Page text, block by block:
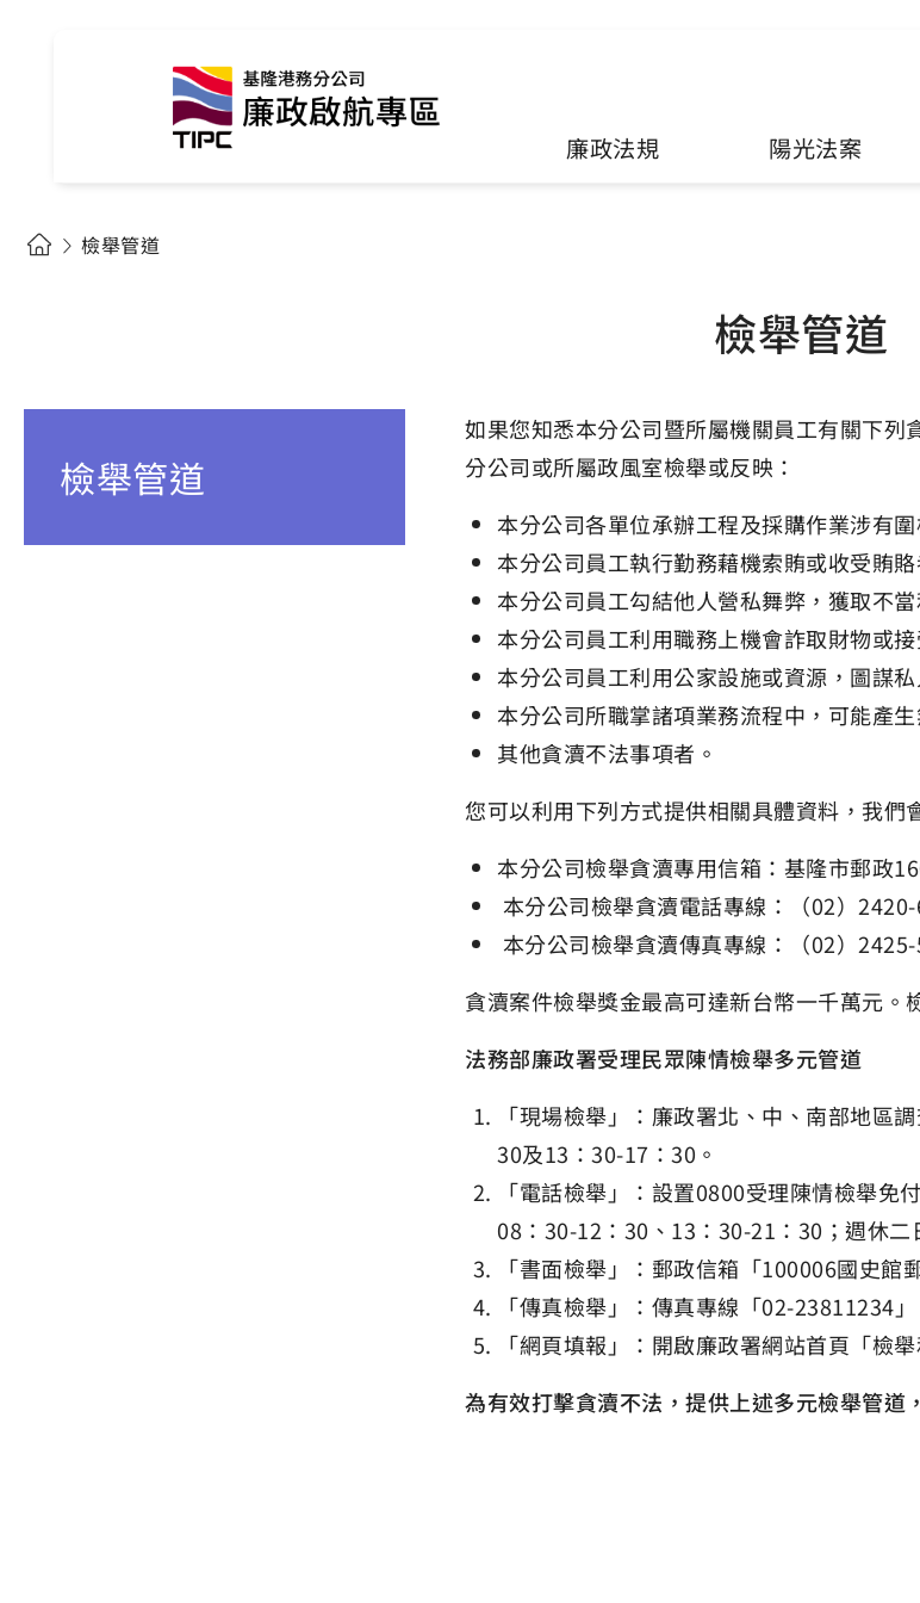
廉政法規 陽光法案
檢舉管道
檢舉管道
檢舉管道
如果您知悉本分公司暨所屬機關員工有關下
分公司或所屬政風室檢舉或反映：
本分公司各單位承辦工程及採購作業涉有
本分公司員工執行勤務藉機索賄或收受賄賂
本分公司員工勾結他人營私舞弊，獲取不當
本分公司員工利用職務上機會詐取財物或
本分公司員工利用公家設施或資源，圖謀私
本分公司所職掌諸項業務流程中，可能產
其他貪瀆不法事項者。
您可以利用下列方式提供相關具體資料，我們
本分公司檢舉貪瀆專用信箱：基隆市郵政
本分公司檢舉貪瀆電話專線：（02）
本分公司檢舉貪瀆傳真專線：（02）
貪瀆案件檢舉獎金最高可達新台幣一千萬元。
法務部廉政署受理民眾陳情檢舉多元管道
「現場檢舉」：廉政署北、中、南部地區
30及13：30-17：30。
「電話檢舉」：設置0800受理陳情檢舉
08：30-12：30、13：30-21：30；週休
「書面檢舉」：郵政信箱「100006國史館
「傳真檢舉」：傳真專線「02-23811234」
「網頁填報」：開啟廉政署網站首頁「檢
為有效打擊貪瀆不法，提供上述多元檢舉管道